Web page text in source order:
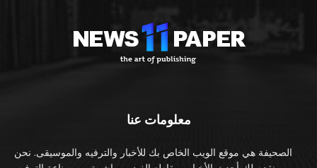
معلومات عنا
الصحيفة هي موقع الويب الخاص بك للأخبار والترفيه والموسيقى. نحن